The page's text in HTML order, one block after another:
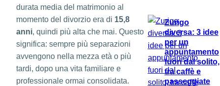
durata media del matrimonio al
momento del divorzio era di 15,8
anni, quindi più alta che mai. Questo
significa: sempre più separazioni
avvengono nella mezza età o più
tardi, dopo una vita familiare e
professionale ormai consolidata.
Zurigo
diversa: 3 idee
per un
appuntamento
fuori dal solito,
tra caffè e
passeggiate